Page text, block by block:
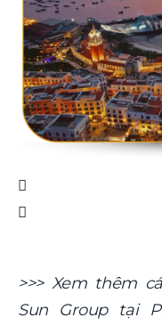
>>> Xem thêm
Sun Group tại